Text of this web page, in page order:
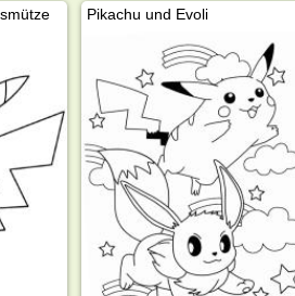
Pikachu und Evoli